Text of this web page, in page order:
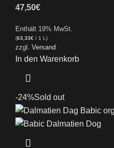
47,50€
Enthält 19% MwSt.
(63,33€ / 1 L)
zzgl. Versand
In den Warenkorb
-24%Sold out